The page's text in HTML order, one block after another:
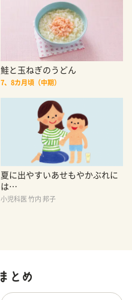
鮭と玉ねぎのうどん
7、8カ月頃（中期）
夏に出やすいあせもやかぶれに
は…
小児科医 竹内 邦子